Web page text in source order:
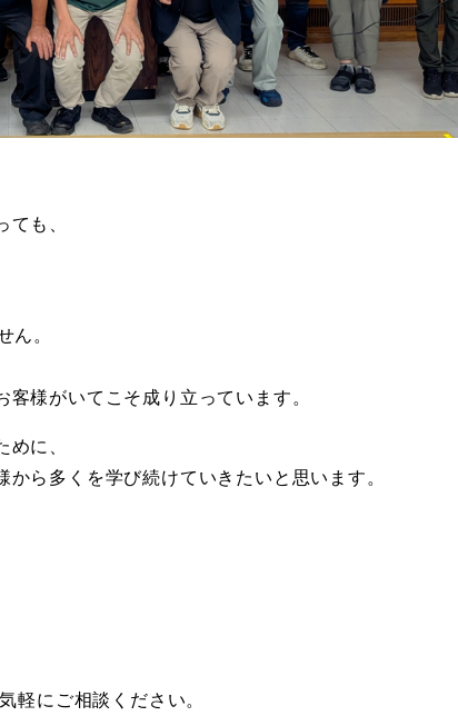
も、
ん。
様がいてこそ成り立っています。
めに、
ら多くを学び続けていきたいと思います。
軽にご相談ください。